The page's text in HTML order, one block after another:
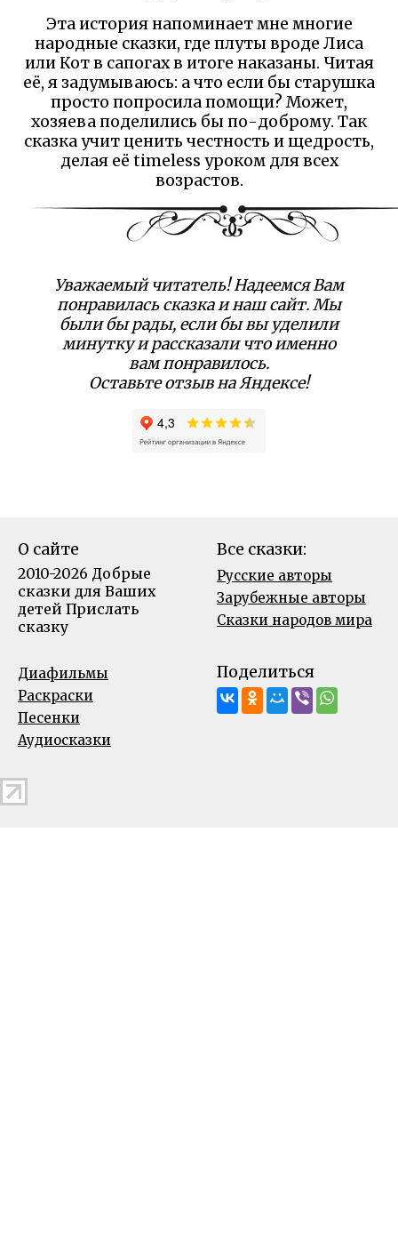
Эта история напоминает мне многие
народные сказки, где плуты вроде Лиса
или Кот в сапогах в итоге наказаны. Читая
её, я задумываюсь: а что если бы старушка
просто попросила помощи? Может,
хозяева поделились бы по-доброму. Так
сказка учит ценить честность и щедрость,
делая её timeless уроком для всех
возрастов.
Уважаемый читатель! Надеемся Вам
понравилась сказка и наш сайт. Мы
были бы рады, если бы вы уделили
минутку и рассказали что именно
вам понравилось.
Оставьте отзыв на Яндексе!
О сайте
2010-2026 Добрые
сказки для Ваших
детей Прислать
сказку
Все сказки:
Русские авторы
Зарубежные авторы
Сказки народов мира
Диафильмы
Раскраски
Песенки
Аудиосказки
Поделиться